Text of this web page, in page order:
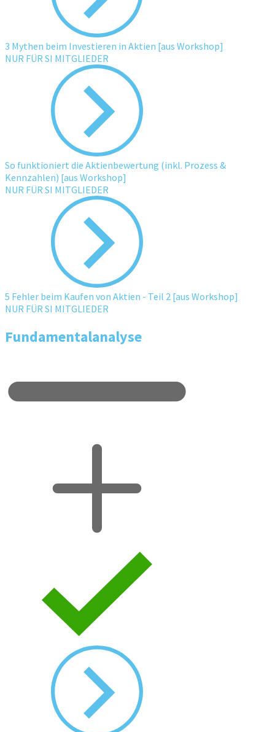
3 Mythen beim Investieren in Aktien [aus Workshop]
NUR FÜR SI MITGLIEDER
So funktioniert die Aktienbewertung (inkl. Prozess &
Kennzahlen) [aus Workshop]
NUR FÜR SI MITGLIEDER
5 Fehler beim Kaufen von Aktien - Teil 2 [aus Workshop]
NUR FÜR SI MITGLIEDER
Fundamentalanalyse